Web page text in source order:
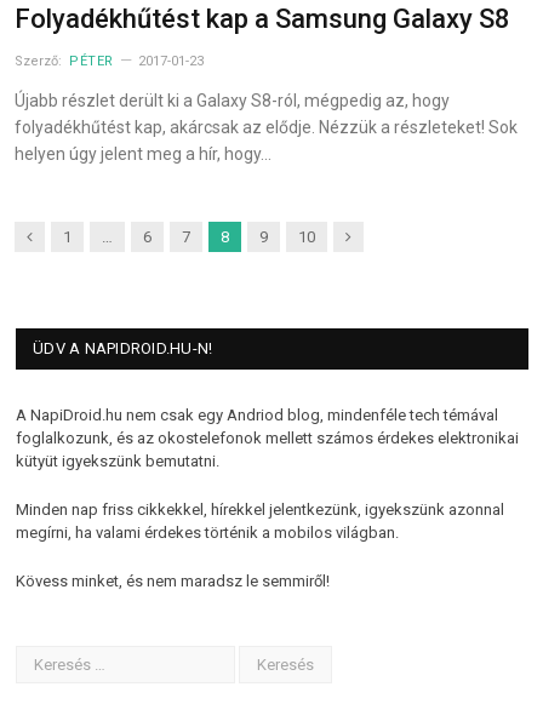
Folyadékhűtést kap a Samsung Galaxy S8
Szerző: PÉTER 2017-01-23
Újabb részlet derült ki a Galaxy S8-ról, mégpedig az, hogy
folyadékhűtést kap, akárcsak az elődje. Nézzük a részleteket! Sok
helyen úgy jelent meg a hír, hogy…
Previous
1 … 6 7 8 9 10 Next
ÜDV A NAPIDROID.HU-N!
A NapiDroid.hu nem csak egy Andriod blog, mindenféle tech témával
foglalkozunk, és az okostelefonok mellett számos érdekes elektronikai
kütyüt igyekszünk bemutatni.
Minden nap friss cikkekkel, hírekkel jelentkezünk, igyekszünk azonnal
megírni, ha valami érdekes történik a mobilos világban.
Kövess minket, és nem maradsz le semmiről!